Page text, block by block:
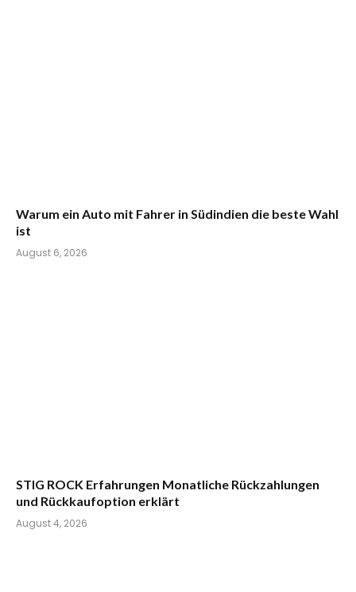
Warum ein Auto mit Fahrer in Südindien die beste Wahl
ist
August 6, 2026
STIG ROCK Erfahrungen Monatliche Rückzahlungen
und Rückkaufoption erklärt
August 4, 2026